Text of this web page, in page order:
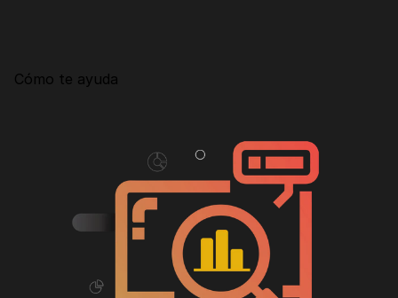
Facebook Ads
Desarrollo Web
Email marketing
Cómo te ayuda